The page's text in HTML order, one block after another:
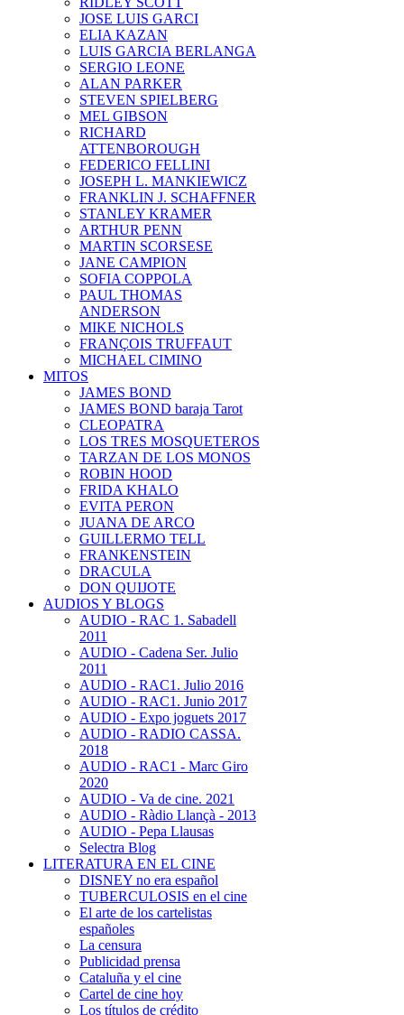
JOSE LUIS GARCI
ELIA KAZAN
LUIS GARCIA BERLANGA
SERGIO LEONE
ALAN PARKER
STEVEN SPIELBERG
MEL GIBSON
RICHARD
ATTENBOROUGH
FEDERICO FELLINI
JOSEPH L. MANKIEWICZ
FRANKLIN J. SCHAFFNER
STANLEY KRAMER
ARTHUR PENN
MARTIN SCORSESE
JANE CAMPION
SOFIA COPPOLA
PAUL THOMAS
ANDERSON
MIKE NICHOLS
FRANÇOIS TRUFFAUT
MICHAEL CIMINO
MITOS
JAMES BOND
JAMES BOND baraja Tarot
CLEOPATRA
LOS TRES MOSQUETEROS
TARZAN DE LOS MONOS
ROBIN HOOD
FRIDA KHALO
EVITA PERON
JUANA DE ARCO
GUILLERMO TELL
FRANKENSTEIN
DRACULA
DON QUIJOTE
AUDIOS Y BLOGS
AUDIO - RAC 1. Sabadell
2011
AUDIO - Cadena Ser. Julio
2011
AUDIO - RAC1. Julio 2016
AUDIO - RAC1. Junio 2017
AUDIO - Expo joguets 2017
AUDIO - RADIO CASSA.
2018
AUDIO - RAC1 - Marc Giro
2020
AUDIO - Va de cine. 2021
AUDIO - Ràdio Llançà - 2013
AUDIO - Pepa Llausas
Selectra Blog
LITERATURA EN EL CINE
DISNEY no era español
TUBERCULOSIS en el cine
El arte de los cartelistas
españoles
La censura
Publicidad prensa
Cataluña y el cine
Cartel de cine hoy
Los títulos de crédito